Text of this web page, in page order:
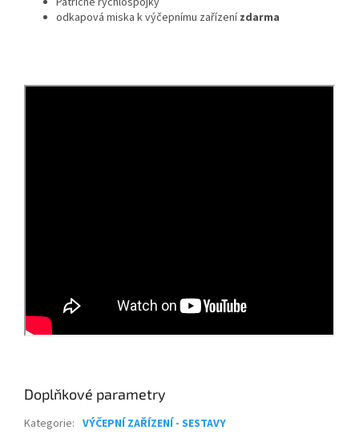
odkapová miska k výčepnímu zařízenízdarma
Doplňkové parametry
Kategorie: VÝČEPNÍ ZAŘÍZENÍ - SESTAVY